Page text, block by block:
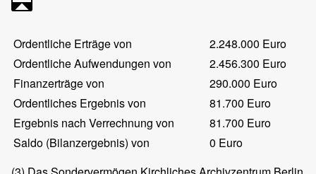
Ordentliche Erträge von
2.248.000 Euro
Ordentliche Aufwendungen von
2.456.300 Euro
Finanzerträge von
290.000 Euro
Ordentliches Ergebnis von
81.700 Euro
Ergebnis nach Verrechnung von
81.700 Euro
Saldo (Bilanzergebnis) von
0 Euro